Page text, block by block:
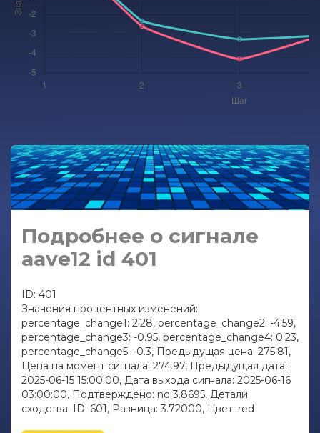
Подробнее о сигнале
aave12 id 401
ID: 401
Значения процентных изменений:
percentage_change1: 2.28, percentage_change2: -4.59,
percentage_change3: -0.95, percentage_change4: 0.23,
percentage_change5: -0.3, Предыдущая цена: 275.81,
Цена на момент сигнала: 274.97, Предыдущая дата:
2025-06-15 15:00:00, Дата выхода сигнала: 2025-06-16
03:00:00, Подтверждено: no 3.8695, Детали
сходства: ID: 601, Разница: 3.72000, Цвет: red